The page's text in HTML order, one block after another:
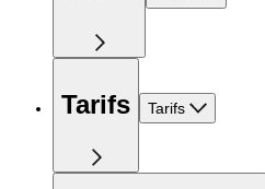
Tarifs Tarifs